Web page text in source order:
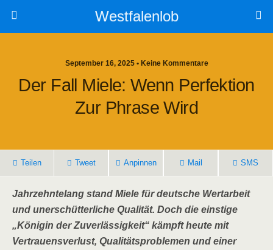
Westfalenlob
September 16, 2025 • Keine Kommentare
Der Fall Miele: Wenn Perfektion
Zur Phrase Wird
Teilen Tweet Anpinnen Mail SMS
Jahrzehntelang stand Miele für deutsche Wertarbeit
und unerschütterliche Qualität. Doch die einstige
„Königin der Zuverlässigkeit“ kämpft heute mit
Vertrauensverlust, Qualitätsproblemen und einer